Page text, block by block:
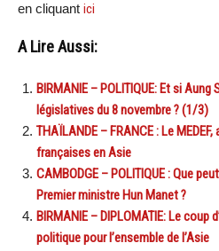
en cliquant ici
A Lire Aussi:
BIRMANIE – POLITIQUE: Et si
législatives du 8 novembre ? (1/3)
THAÏLANDE – FRANCE : Le
françaises en Asie
CAMBODGE – POLITIQUE : Que
Premier ministre Hun Manet ?
BIRMANIE – DIPLOMATIE: Le
politique pour l’ensemble de l’Asie